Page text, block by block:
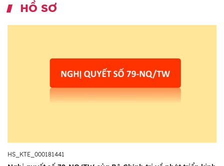
HỒ SƠ
HS_KTE_000181441